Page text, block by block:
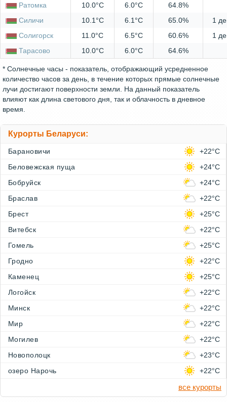
Ратомка
10.0°C 6.0°C
64.8%
Силичи
10.1°C 6.1°C 65.0%
1
Солигорск
11.0°C 6.5°C 60.6%
1
Тарасово
10.0°C 6.0°C 64.6%
* Солнечные часы - показатель, отображающий усредненное
количество часов за день, в течение которых прямые солнечные
лучи достигают поверхности земли. На данный показатель
влияют как длина светового дня, так и облачность в дневное
время.
Курорты Беларуси:
Барановичи
+22°C
Беловежская пуща
+24°C
Бобруйск
+24°C
Браслав
+22°C
Брест
+25°C
Витебск
+22°C
Гомель
+25°C
Гродно
+22°C
Каменец
+25°C
Логойск
+22°C
Минск
+22°C
Мир
+22°C
Могилев
+22°C
Новополоцк
+23°C
озеро Нарочь
+22°C
все курорты